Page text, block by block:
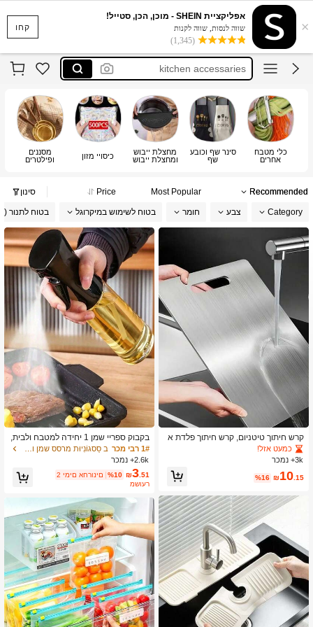
קחו ×
אפליקציית SHEIN - מוכן, הכן, סטייל!
שווה לנסות, שווה לקנות
(1,345)
ادوات المطبخ
اواني المطبخ بارخص ثمن
kitchen accessaries
ادوات مطبخ
ادوات المطبخ
اواني المطبخ بارخص ثمن
כלי מטבח
אחרים
סינר שף וכובע
שף
מחצלת ייבוש
ומחצלת ייבוש
כיסויי מזון
מסננים
ופילטרים
Recommended
Most Popular
Price סינון
Category צבע חומר בטוח לשימוש במיקרוגל בטוח לתנור (-4 ~ 220 מעלות צלזיוס)
קרש חיתוך טיטניום, קרש חיתוך פלדת א
ל חלד 304 למטבח לבשר, פירות וירקות,
קרש חיתוך מתכת עמיד למטבח
כמעט אזל!
3k+ נמכר
₪10.15
%16
בקבוק ספריי שמן 1 יחידה למטבח ולבית,
למשבץ שמן זית ושמן בישול, עם התזת א
טום, להפחתת שומן, בקבוק ספריי שמן ל
משבץ, בקבוק ספריי למילוי חוזר לבישול ב
חוץ, BBQ, למטבח, לאייר פרייר
1# רבי מכר
2.6k+ נמכר
₪3.51
%10
2 ימים אחרונים
משוער